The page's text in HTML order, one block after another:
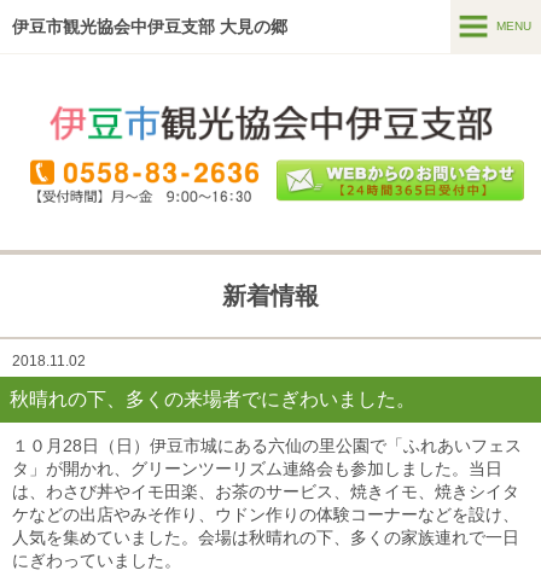
伊豆市観光協会中伊豆支部 大見の郷 MENU
ホーム
温泉・宿泊
ガイドツアー
新着情報
2018.11.02
秋晴れの下、多くの来場者でにぎわいました。
１０月28日（日）伊豆市城にある六仙の里公園で「ふれあいフェス
タ」が開かれ、グリーンツーリズム連絡会も参加しました。当日
は、わさび丼やイモ田楽、お茶のサービス、焼きイモ、焼きシイタ
ケなどの出店やみそ作り、ウドン作りの体験コーナーなどを設け、
人気を集めていました。会場は秋晴れの下、多くの家族連れで一日
にぎわっていました。